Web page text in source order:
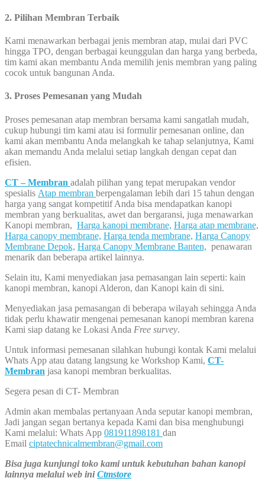
2. Pilihan Membran Terbaik
Kami menawarkan berbagai jenis membran atap, mulai dari PVC
hingga TPO, dengan berbagai keunggulan dan harga yang berbeda,
tim kami akan membantu Anda memilih jenis membran yang paling
cocok untuk bangunan Anda.
3. Proses Pemesanan yang Mudah
Proses pemesanan atap membran bersama kami sangatlah mudah,
cukup hubungi tim kami atau isi formulir pemesanan online, dan
kami akan membantu Anda melangkah ke tahap selanjutnya, Kami
akan memandu Anda melalui setiap langkah dengan cepat dan
efisien.
CT – Membran adalah pilihan yang tepat merupakan vendor
spesialis Atap membran berpengalaman lebih dari 15 tahun dengan
harga yang sangat kompetitif Anda bisa mendapatkan kanopi
membran yang berkualitas, awet dan bergaransi, juga menawarkan
Kanopi membran, Harga kanopi membrane, Harga atap membrane,
Harga canopy membrane, Harga tenda membrane, Harga Canopy
Membrane Depok, Harga Canopy Membrane Banten, penawaran
menarik dan beberapa artikel lainnya.
Selain itu, Kami menyediakan jasa pemasangan lain seperti: kain
kanopi membran, kanopi Alderon, dan Kanopi kain di sini.
Menyediakan jasa pemasangan di beberapa wilayah sehingga Anda
tidak perlu khawatir mengenai pemesanan kanopi membran karena
Kami siap datang ke Lokasi Anda Free survey.
Untuk informasi pemesanan silahkan hubungi kontak Kami melalui
Whats App atau datang langsung ke Workshop Kami, CT-
Membran jasa kanopi membran berkualitas.
Segera pesan di CT- Membran
Admin akan membalas pertanyaan Anda seputar kanopi membran,
Jadi jangan segan bertanya kepada Kami dan bisa menghubungi
Kami melalui: Whats App 081911898181 dan
Email ciptatechnicalmembran@gmail.com
Bisa juga kunjungi toko kami untuk kebutuhan bahan kanopi
lainnya melalui web iniCtmstore